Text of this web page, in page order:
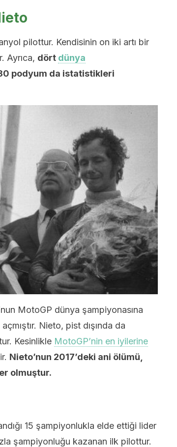
pilottur. Kendisinin on iki artı bir
Ayrıca, dört dünya
podyum da istatistikleri
MotoGP dünya şampiyonasına
Nieto, pist dışında da
Kesinlikle MotoGP’nin en iyilerine
Nieto’nun 2017’deki ani ölümü,
olmuştur.
15 şampiyonlukla elde ettiği lider
şampiyonluğu kazanan ilk pilottur.